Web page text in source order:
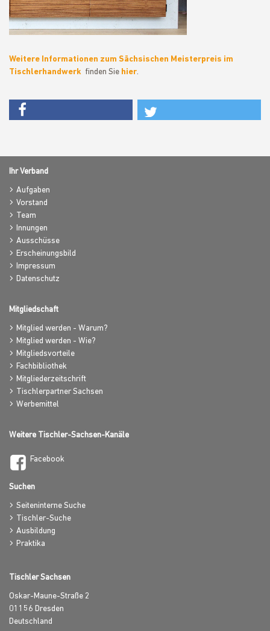
Weitere Informationen zum Sächsischen Meisterpreis im
Tischlerhandwerk finden Sie hier.
Ihr Verband
Aufgaben
Vorstand
Team
Innungen
Ausschüsse
Erscheinungsbild
Impressum
Datenschutz
Mitgliedschaft
Mitglied werden - Warum?
Mitglied werden - Wie?
Mitgliedsvorteile
Fachbibliothek
Mitgliederzeitschrift
Tischlerpartner Sachsen
Werbemittel
Weitere Tischler-Sachsen-Kanäle
Facebook
Suchen
Seiteninterne Suche
Tischler-Suche
Ausbildung
Praktika
Tischler Sachsen
Oskar-Maune-Straße 2
01156 Dresden
Deutschland